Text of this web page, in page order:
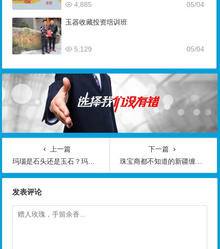
05/04
4,885
玉器收藏投资培训班
05/04
5,129
上一篇
玛瑙是石头还是玉石？玛瑙名字的来源
下一篇
珠宝商都不知道的新疆缠丝玛瑙的种类及价值
发表评论